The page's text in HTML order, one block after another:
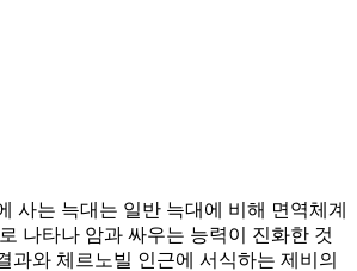
사는 늑대는 일반 늑대에 비해 면역체계
나타나 암과 싸우는 능력이 진화한 것
과와 체르노빌 인근에 서식하는 제비의